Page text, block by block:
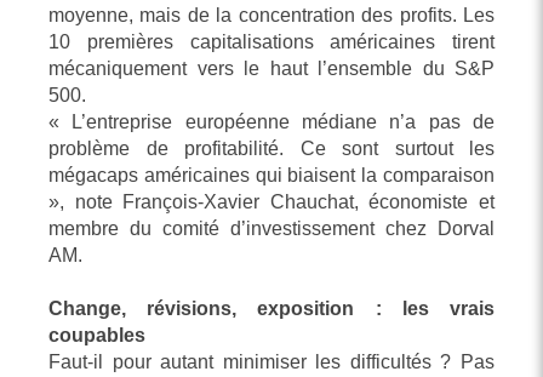
moyenne, mais de la concentration des profits. Les
10 premières capitalisations américaines tirent
mécaniquement vers le haut l’ensemble du S&P
500.
« L’entreprise européenne médiane n’a pas de
problème de profitabilité. Ce sont surtout les
mégacaps américaines qui biaisent la comparaison
», note François-Xavier Chauchat, économiste et
membre du comité d’investissement chez Dorval
AM.
Change, révisions, exposition : les vrais
coupables
Faut-il pour autant minimiser les difficultés ? Pas